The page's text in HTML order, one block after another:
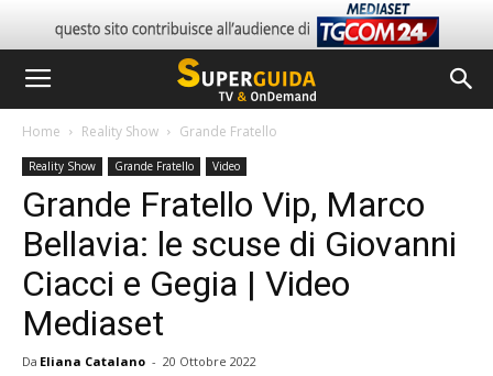
Home Reality Show Grande Fratello
Reality Show Grande Fratello Video
Grande Fratello Vip, Marco
Bellavia: le scuse di Giovanni
Ciacci e Gegia | Video
Mediaset
Da Eliana Catalano - 20 Ottobre 2022